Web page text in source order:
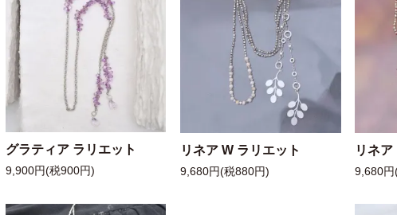
グラティア ラリエット
9,900円(税900円)
リネア W ラリエット
9,680円(税880円)
リネア
9,680円